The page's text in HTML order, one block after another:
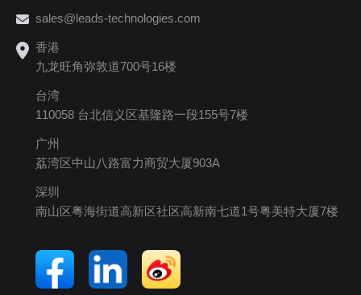
sales@leads-technologies.com
香港
九龙旺角弥敦道700号16楼
台湾
110058 台北信义区基隆路一段155号7楼
广州
荔湾区中山八路富力商贸大厦903A
深圳
南山区粤海街道高新区社区高新南七道1号粤美特大厦7楼